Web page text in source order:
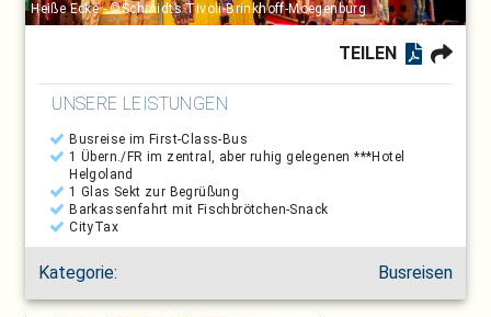
Heiße Ecke - ©Schmidts Tivoli-Brinkhoff-Moegenburg
TEILEN
UNSERE LEISTUNGEN
Busreise im First-Class-Bus
1 Übern./FR im zentral, aber ruhig gelegenen ***Hotel
Helgoland
1 Glas Sekt zur Begrüßung
Barkassenfahrt mit Fischbrötchen-Snack
CityTax
Kategorie: Busreisen